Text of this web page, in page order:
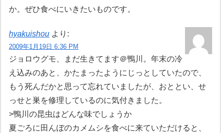
か。ぜひ食べにいきたいものです。
hyakuishou より:
2009年1月19日 6:36 PM
ジョロウグモ、まだ生きてます＠鴨川。年末の冷
え込みのあと、かたまったようにじっとしていたので、
もう死んだかと思って忘れていましたが、おととい、せ
っせと巣を修理しているのに気付きました。
>鴨川の昆虫はどんな味でしょうか
夏ごろに田んぼのカメムシを食べに来ていただけると、